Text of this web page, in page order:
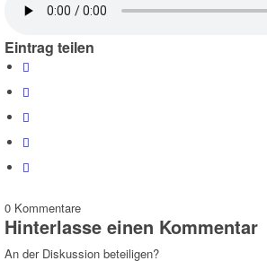
Eintrag teilen
0 Kommentare
Hinterlasse einen Kommentar
An der Diskussion beteiligen?